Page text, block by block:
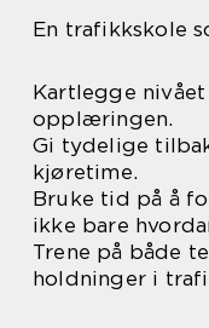
En trafikkskole
Kartlegge
opplæringen.
Gi tydelige
kjøretime.
Bruke tid på å
ikke bare
Trene på både
holdninger i